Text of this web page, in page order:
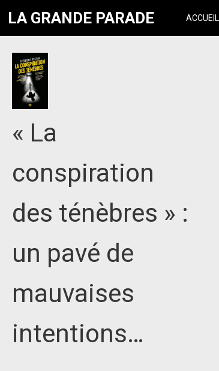
LA GRANDE PARADE ACCUEIL
« La
conspiration
des ténèbres » :
un pavé de
mauvaises
intentions…